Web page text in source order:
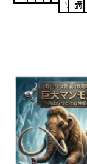
ツ
講演